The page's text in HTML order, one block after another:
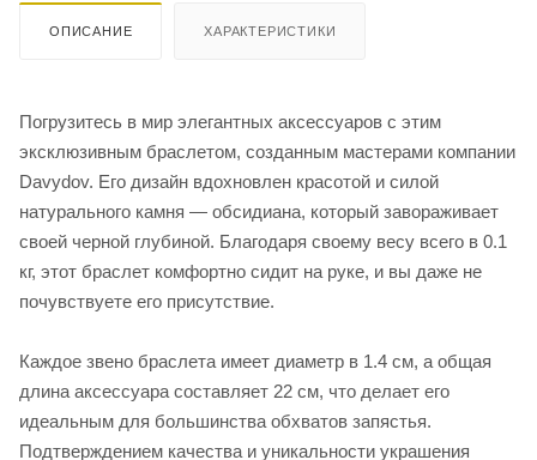
ОПИСАНИЕ ХАРАКТЕРИСТИКИ
Погрузитесь в мир элегантных аксессуаров с этим
эксклюзивным браслетом, созданным мастерами компании
Davydov. Его дизайн вдохновлен красотой и силой
натурального камня — обсидиана, который завораживает
своей черной глубиной. Благодаря своему весу всего в 0.1
кг, этот браслет комфортно сидит на руке, и вы даже не
почувствуете его присутствие.
Каждое звено браслета имеет диаметр в 1.4 см, а общая
длина аксессуара составляет 22 см, что делает его
идеальным для большинства обхватов запястья.
Подтверждением качества и уникальности украшения